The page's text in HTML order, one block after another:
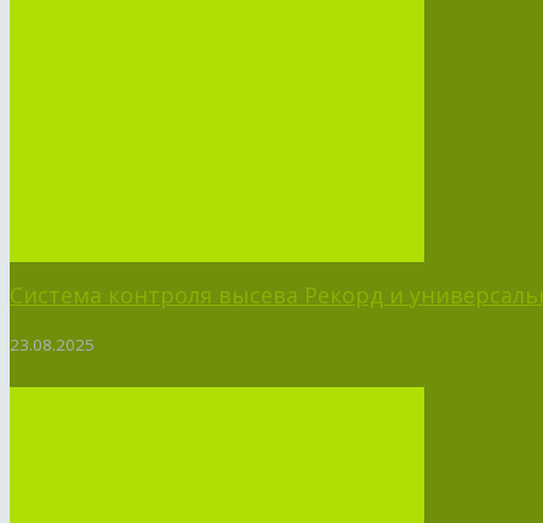
Система контроля высева Рекорд и
23.08.2025